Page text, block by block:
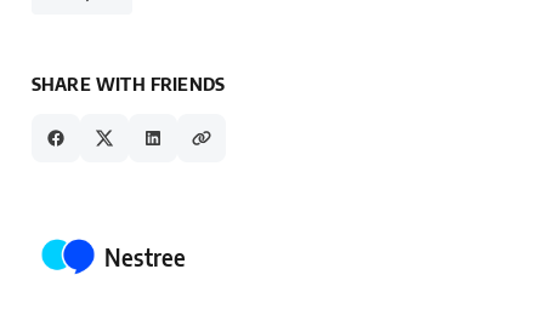
SHARE WITH FRIENDS
Posted by
Nestree